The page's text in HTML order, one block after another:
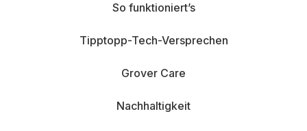
So funktioniert’s
Tipptopp-Tech-Versprechen
Grover Care
Nachhaltigkeit